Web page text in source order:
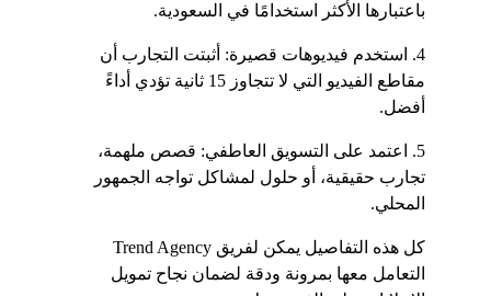
باعتبارها الأكثر استخدامًا في السعودية.
4. استخدم فيديوهات قصيرة: أثبتت التجارب أن
مقاطع الفيديو التي لا تتجاوز 15 ثانية تؤدي أداءً
أفضل.
5. اعتمد على التسويق العاطفي: قصص ملهمة،
تجارب حقيقية، أو حلول لمشاكل تواجه الجمهور
المحلي.
التعامل معها بمرونة ودقة لضمان نجاح تمويل